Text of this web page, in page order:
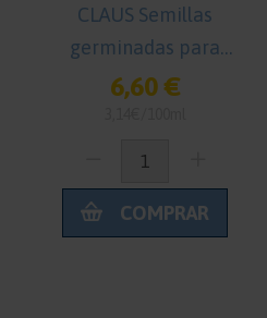
CLAUS Semillas
germinadas para
Agapornis y Ninfas 210
6,60 €
COMPRAR